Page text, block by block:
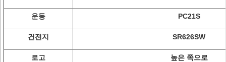
운동 PC21S
건전지 SR626SW
로고 높은 쪽으로